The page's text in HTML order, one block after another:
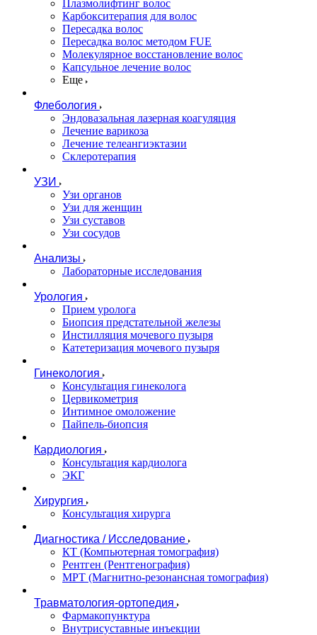
Плазмолифтинг волос
Карбокситерапия для волос
Пересадка волос
Пересадка волос методом FUE
Молекулярное восстановление волос
Капсульное лечение волос
Еще
Флебология
Эндовазальная лазерная коагуляция
Лечение варикоза
Лечение телеангиэктазии
Склеротерапия
УЗИ
Узи органов
Узи для женщин
Узи cуставов
Узи сосудов
Анализы
Лабораторные исследования
Урология
Прием уролога
Биопсия предстательной железы
Инстилляция мочевого пузыря
Катетеризация мочевого пузыря
Гинекология
Консультация гинеколога
Цервикометрия
Интимное омоложение
Пайпель-биопсия
Кардиология
Консультация кардиолога
ЭКГ
Хирургия
Консультация хирурга
Диагностика / Исследование
КТ (Компьютерная томография)
Рентген (Рентгенография)
МРТ (Магнитно-резонансная томография)
Травматология-ортопедия
Фармакопунктура
Внутрисуставные инъекции